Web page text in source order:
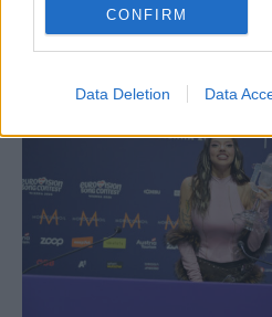
CONFIRM
Data Deletion Data
KOMMENTAR